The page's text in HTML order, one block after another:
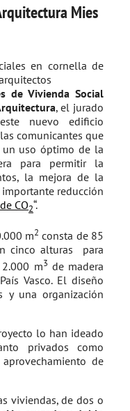
Mies
de Vivienda Social
, el jurado
nuevo edificio
comunicantes que
uso óptimo de la
para permitir la
la mejora de la
reducción
CO2“.
m2 consta de 85
cinco alturas para
m3 de madera
Vasco. El diseño
y una organización
lo han ideado
privados como
de
viviendas, de dos o